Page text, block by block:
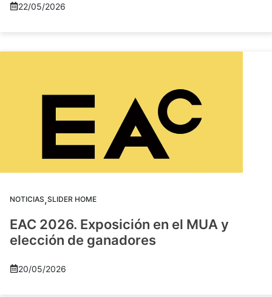
22/05/2026
NOTICIAS,SLIDER HOME
EAC 2026. Exposición en el MUA y
elección de ganadores
20/05/2026